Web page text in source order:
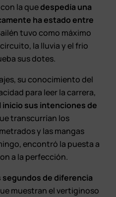
la quedespedía una
ha estado entre
tuvo como máximo
la lluvia y el frio
sus dotes.
su conocimiento del
para leer la carrera,
inicio sus intenciones de
transcurrían los
y las mangas
encontró la puesta a
a la perfección.
segundos de diferencia
muestran el vertiginoso